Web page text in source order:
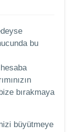
bu
bırakmaya
büyütmeye